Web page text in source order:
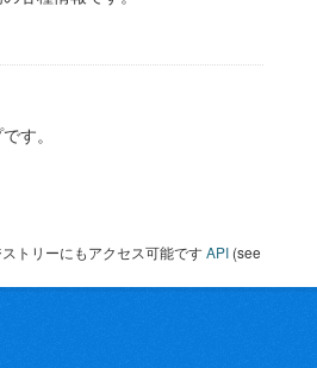
す。
トリーにもアクセス可能ですAPI (see